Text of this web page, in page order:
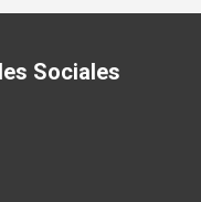
Sociales